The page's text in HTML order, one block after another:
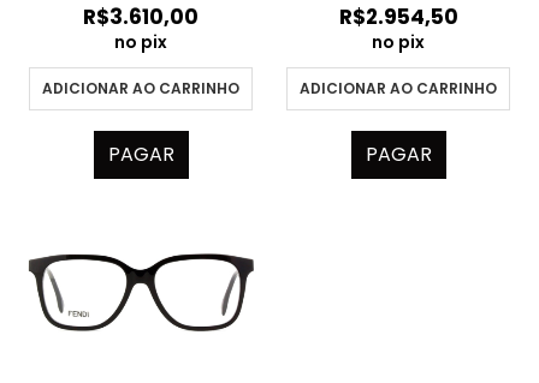
R$3.610,00
no pix
ADICIONAR AO CARRINHO
PAGAR
R$2.954,50
no pix
ADICIONAR AO CARRINHO
PAGAR